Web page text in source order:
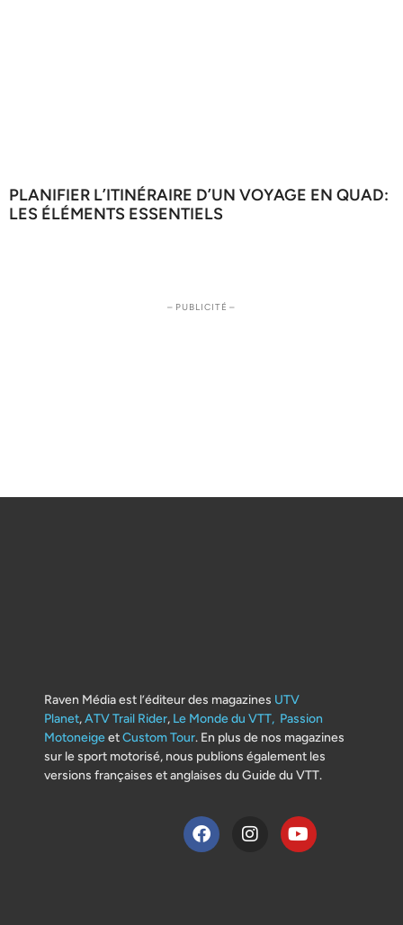
PLANIFIER L’ITINÉRAIRE D’UN VOYAGE EN QUAD:
LES ÉLÉMENTS ESSENTIELS
– PUBLICITÉ –
Raven Média est l’éditeur des magazines UTV
Planet,ATV Trail Rider, Le Monde du VTT, Passion
MotoneigeetCustom Tour. En plus de nos magazines
sur le sport motorisé, nous publions également les
versions françaises et anglaises du Guide du VTT.